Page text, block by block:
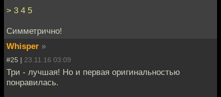
> 3 4 5
Симметрично!
Whisper »
#25 | 23.11.16 03:09
Три - лучшая! Но и первая оригинальностью
понравилась.